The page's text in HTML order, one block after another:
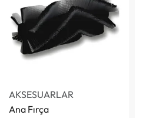
AKSESUARLAR
Ana Fırça